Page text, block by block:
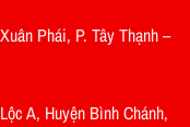
Phái, P. Tây Thạnh –
A, Huyện Bình Chánh,